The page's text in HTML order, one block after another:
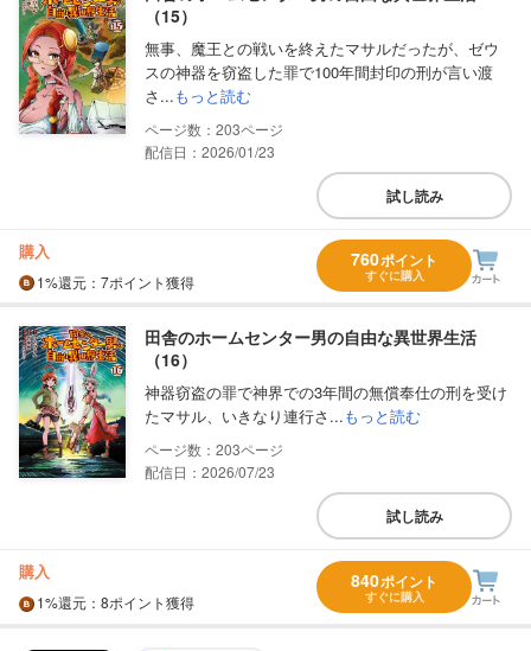
（15）
無事、魔王との戦いを終えたマサルだったが、ゼウ
スの神器を窃盗した罪で100年間封印の刑が言い渡
さ...もっと読む
203
配信日：2026/01/23
試し読み
購入
1%還元 ：7ポイント獲得
760ポイント
すぐに購入
田舎のホームセンター男の自由な異世界生活
（16）
神器窃盗の罪で神界での3年間の無償奉仕の刑を受け
たマサル、いきなり連行さ...もっと読む
203
配信日：2026/07/23
試し読み
購入
1%還元 ：8ポイント獲得
840ポイント
すぐに購入